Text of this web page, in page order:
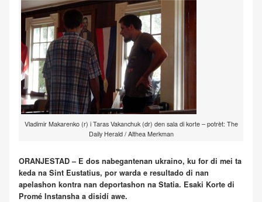
Vladimir Makarenko (r) i Taras Vakanchuk (dr) den sala di korte – potrèt: The
Daily Herald / Althea Merkman
ORANJESTAD – E dos nabegantenan ukraino, ku for di mei ta
keda na Sint Eustatius, por warda e resultado di nan
apelashon kontra nan deportashon na Statia. Esaki Korte di
Promé Instansha a disidí awe.